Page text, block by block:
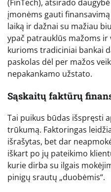
(FinTech), atsirado
įmonėms gauti
laiką ir dažnai su mažiau
ypač patrauklūs mažoms
kurioms tradiciniai bankai
paskolas dėl per mažos
nepakankamo užstato.
Sąskaitų faktūrų
Tai puikus būdas išspręsti
trūkumą. Faktoringas
išrašytas, bet dar
iškart po jų pateikimo
kurie dirba su ilgais
pinigų srautų „duobėmis“.